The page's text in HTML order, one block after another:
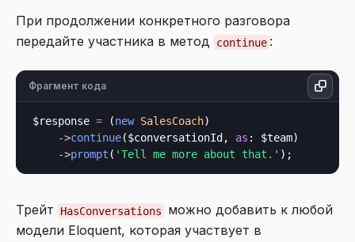
При продолжении конкретного разговора
передайте участника в метод continue :
Фрагмент кода
$response = (new SalesCoach)
->continue($conversationId, as : $team)
->prompt ( 'Tell me more about that.'
Трейт HasConversations
можно добавить к любой
модели Eloquent, которая участвует в